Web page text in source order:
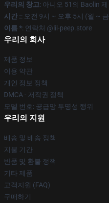
우리의 창고: 아니오 51의 Baolin
시간 :: 오전 9시 ~ 오후 5시 (월 ~
이름 *: 연락처 @lil-peep.store
우리의 회사
제품 정보
이용 약관
개인 정보 정책
DMCA - 저작권 정책
모델 번호: 공급망 투명성 행위
우리의 지원
배송 및 배송 정책
지불 기간
반품 및 환불 정책
기타 제품
고객지원 (FAQ)
구매하기